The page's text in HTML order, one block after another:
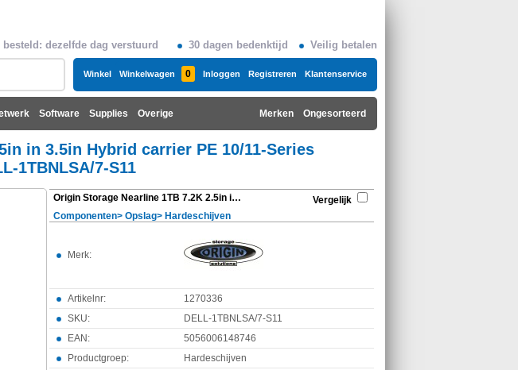
dezelfde dag verstuurd 30 dagen bedenktijd Veilig betalen
Winkel Winkelwagen 0 Inloggen Registreren Klantenservice
Software Supplies Overige Ongesorteerd
Merken
in 3.5in Hybrid carrier PE 10/11-Series
1TBNLSA/7-S11
Origin Storage Nearline 1TB 7.2K 2.5in in 3.5in Hybrid carrier PE 10/11-Series Nearline SATA Hot-Swap HD Kit DELL-1TBNLSA/7-S11
Vergelijk
Componenten> Opslag> Hardeschijven
Merk:
Artikelnr:
1270336
SKU:
DELL-1TBNLSA/7-S11
EAN:
5056006148746
Productgroep:
Hardeschijven